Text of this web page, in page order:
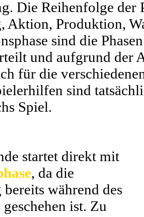
Die Reihenfolge der
Aktion, Produktion,
sind die
und aufgrund der
für die
sind
Spiel.
startet direkt mit
, da die
während des
ist. Zu